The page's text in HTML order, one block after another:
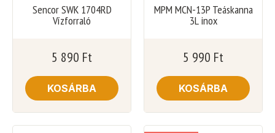
Sencor SWK 1704RD
Vízforraló
5 890 Ft
KOSÁRBA
MPM MCN-13P Teáskanna
3L inox
5 990 Ft
KOSÁRBA